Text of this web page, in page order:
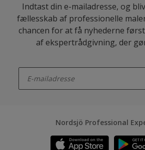
Indtast din e-mailadresse, og
fællesskab af professionelle
chancen for at få nyhederne
af ekspertrådgivning, der
Nordsjö Professional